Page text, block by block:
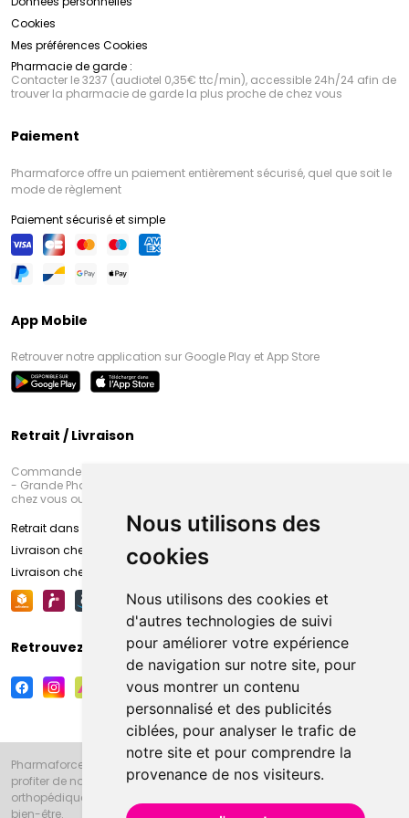
Nous utilisons des
cookies
Nous utilisons des cookies et
d'autres technologies de suivi
pour améliorer votre expérience
de navigation sur notre site, pour
vous montrer un contenu
personnalisé et des publicités
ciblées, pour analyser le trafic de
notre site et pour comprendre la
provenance de nos visiteurs.
Cookies
Mes préférences Cookies
Pharmacie de garde :
Contacter le 3237 (audiotel 0,35€ ttc/min), accessible 24h/24 afin de
trouver la pharmacie de garde la plus proche de chez vous
Paiement
Pharmaforce offre un paiement entièrement sécurisé, quel que soit le
mode de règlement
Paiement sécurisé et simple
App Mobile
Retrouver notre application sur Google Play et App Store
Retrait / Livraison
Commandez en ligne et venez chercher votre commande à Amiens
- Grande Pharmacie d’Amiens (Fachon) ou recevez-là rapidement
chez vous ou en point retrait
Retrait dans la pharmacie d’Amiens
Livraison chez vous
Livraison chez votre commerçant
Retrouvez-nous sur vos réseaux sociaux
Pharmaforce.fr et la Grande Pharmacie d’Amiens vous souhaitent de
profiter de notre accueil, de nos conseils pharmaceutiques,
orthopédiques, homéopathiques, parapharmaceutiques, beauté et
bien-être.